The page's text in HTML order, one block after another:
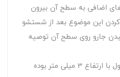
اضافی به سطح آن بیرون
کردن این موضوع بعد از شستشو
جارو روی سطح آن توصیه
پرز های این محصول با ارتفاع 3 میلی متر بوده